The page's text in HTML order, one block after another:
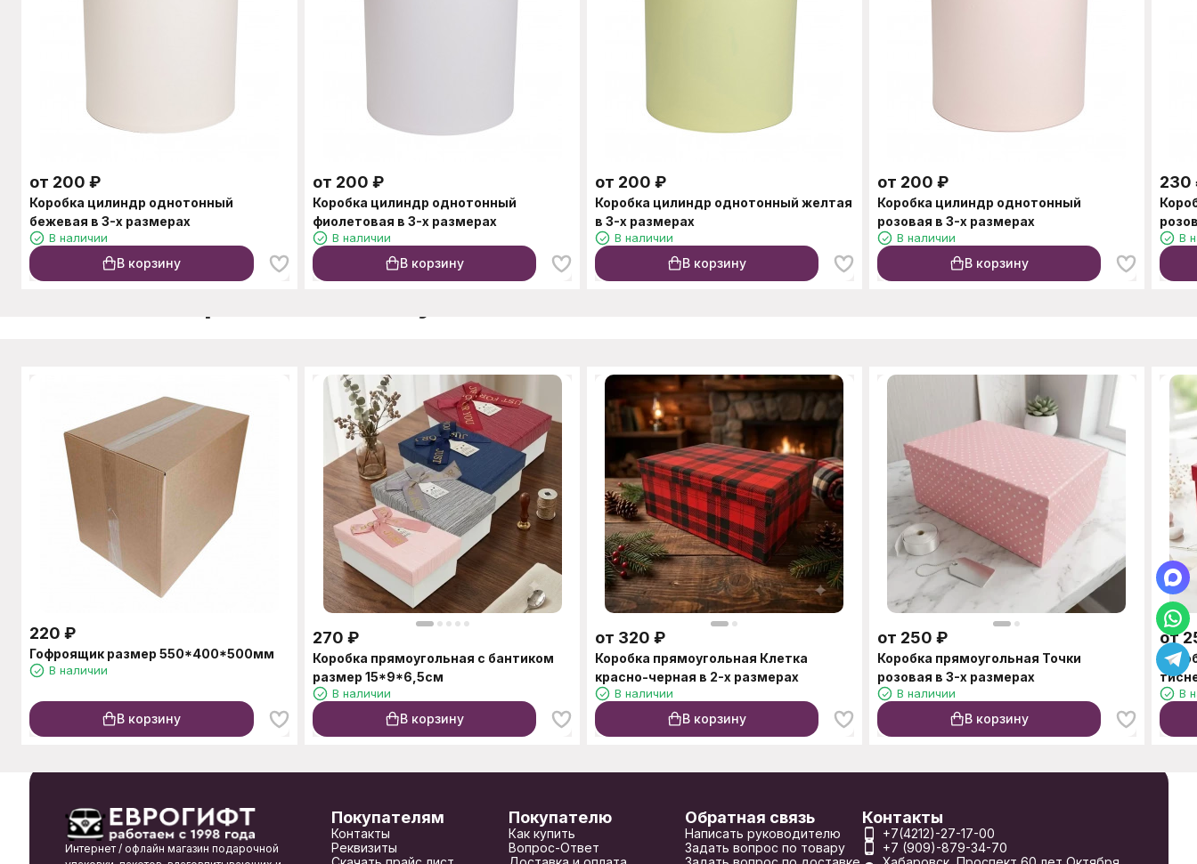
от 200 ₽
Коробка цилиндр однотонный
бежевая в 3-х размерах
В наличии
В корзину
от 200 ₽
Коробка цилиндр однотонный
фиолетовая в 3-х размерах
В наличии
В корзину
от 200 ₽
Коробка цилиндр однотонный желтая
в 3-х размерах
В наличии
В корзину
от 200 ₽
Коробка цилиндр однотонный
розовая в 3-х размерах
В наличии
В корзину
230
В
220 ₽
Гофроящик размер 550*400*500мм
В наличии
В корзину
270 ₽
Коробка прямоугольная с бантиком
размер 15*9*6,5см
В наличии
В корзину
от 320 ₽
Коробка прямоугольная Клетка
красно-черная в 2-х размерах
В наличии
В корзину
от 250 ₽
Коробка прямоугольная Точки
розовая в 3-х размерах
В наличии
В корзину
от
В
Интернет / офлайн магазин подарочной
Покупателям
Контакты
Реквизиты
Покупателю
Как купить
Вопрос-Ответ
Обратная связь
Написать руководителю
Задать вопрос по товару
Контакты
+7(4212)-27-17-00
+7 (909)-879-34-70